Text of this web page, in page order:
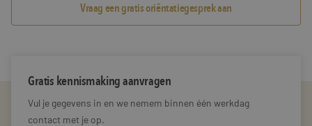
Vraag een gratis oriëntatiegesprek aan
Gratis kennismaking aanvragen
Vul je gegevens in en we nemem binnen één werkdag
contact met je op.